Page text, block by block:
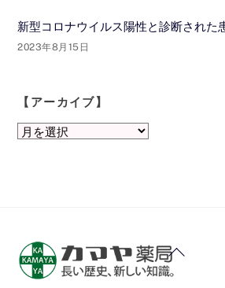
新型コロナウイルス陽性と診断された
2023年8月15日
【アーカイブ】
【ア
Back